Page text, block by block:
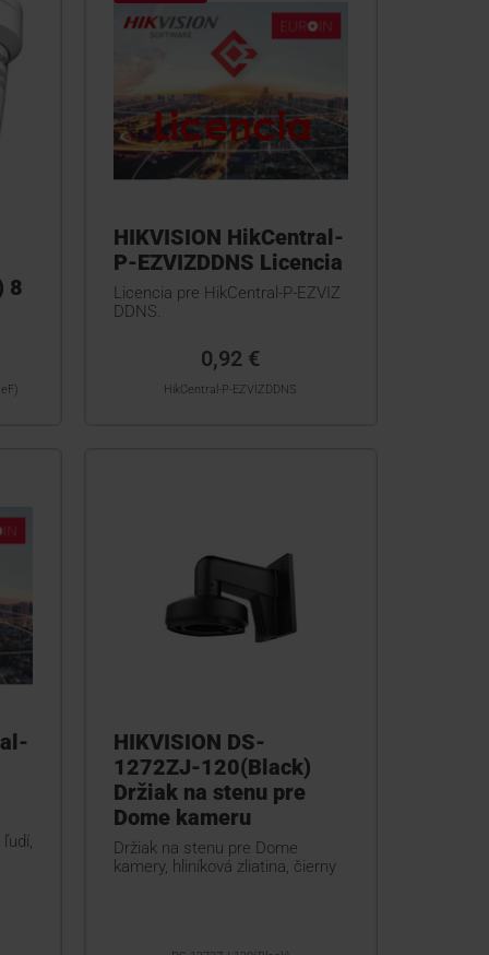
8
HIKVISION HikCentral-
P-EZVIZDDNS Licencia
Licencia pre HikCentral-P-EZVIZ
DDNS.
0,92 €
HikCentral-P-EZVIZDDNS
HIKVISION DS-
1272ZJ-120(Black)
Držiak na stenu pre
Dome kameru
Držiak na stenu pre Dome
kamery, hliníková zliatina, čierny